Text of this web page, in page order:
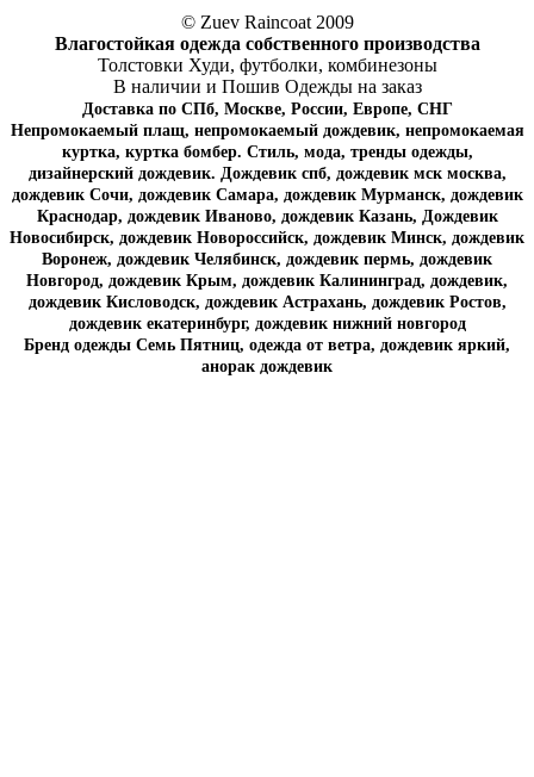
© Zuev Raincoat 2009
Влагостойкая одежда собственного производства
Толстовки Худи, футболки, комбинезоны
В наличии и Пошив Одежды на заказ
Доставка по СПб, Москве, России, Европе, СНГ
Непромокаемый плащ, непромокаемый дождевик, непромокаемая
куртка, куртка бомбер. Стиль, мода, тренды одежды,
дизайнерский дождевик. Дождевик спб, дождевик мск москва,
дождевик Сочи, дождевик Самара, дождевик Мурманск, дождевик
Краснодар, дождевик Иваново, дождевик Казань, Дождевик
Новосибирск, дождевик Новороссийск, дождевик Минск, дождевик
Воронеж, дождевик Челябинск, дождевик пермь, дождевик
Новгород, дождевик Крым, дождевик Калининград, дождевик,
дождевик Кисловодск, дождевик Астрахань, дождевик Ростов,
дождевик екатеринбург, дождевик нижний новгород
Бренд одежды Семь Пятниц, одежда от ветра, дождевик яркий,
анорак дождевик